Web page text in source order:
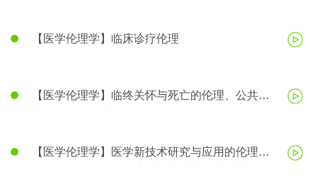
【医学伦理学】临床诊疗伦理
【医学伦理学】临终关怀与死亡的伦理、公共卫
【医学伦理学】医学新技术研究与应用的伦理、